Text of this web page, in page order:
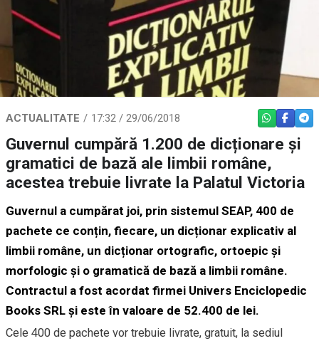
ACTUALITATE 17:32 / 29/06/2018 WHATSAPP
Guvernul cumpără 1.200 de dicționare și
gramatici de bază ale limbii române,
acestea trebuie livrate la Palatul Victoria
Guvernul a cumpărat joi, prin sistemul SEAP, 400 de
pachete ce conțin, fiecare, un dicționar explicativ al
limbii române, un dicționar ortografic, ortoepic și
morfologic și o gramatică de bază a limbii române.
Contractul a fost acordat firmei Univers Enciclopedic
Books SRL și este în valoare de 52.400 de lei.
Cele 400 de pachete vor trebuie livrate, gratuit, la sediul